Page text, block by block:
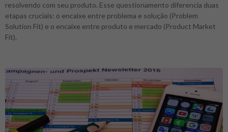
resolvendo com seu produto. Esse questionamento diferencia duas
etapas cruciais: o encaixe entre problema e solução (Problem
Solution Fit) e o encaixe entre produto e mercado (Product Market
Fit).